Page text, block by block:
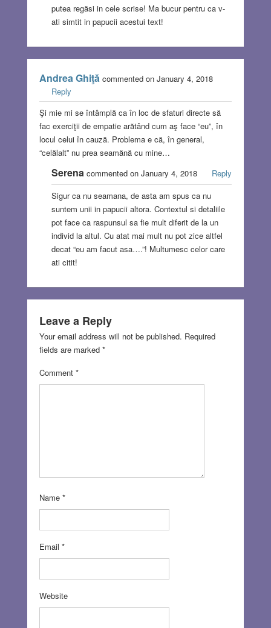
putea regăsi in cele scrise! Ma bucur pentru ca v-
ati simtit in papucii acestui text!
Andrea Ghiţăcommented on January 4, 2018
Reply
Şi mie mi se întâmplă ca în loc de sfaturi directe să
fac exerciţii de empatie arătând cum aş face “eu”, în
locul celui în cauză. Problema e că, în general,
“celălalt” nu prea seamănă cu mine…
Serenacommented on January 4, 2018
Reply
Sigur ca nu seamana, de asta am spus ca nu
suntem unii in papucii altora. Contextul si detaliile
pot face ca raspunsul sa fie mult diferit de la un
individ la altul. Cu atat mai mult nu pot zice altfel
decat “eu am facut asa….”! Multumesc celor care
ati citit!
Leave a Reply
Your email address will not be published. Required
fields are marked *
Comment *
Name *
Email *
Website